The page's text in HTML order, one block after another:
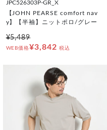
JPC526303P-GR_X
【JOHN PEARSE comfort nav
y】【半袖】ニットポロ/グレー
¥5,489
WEB価格¥3,842 税込